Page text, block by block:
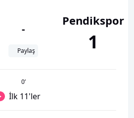
-
Paylaş
Pendikspor
1
0’
İlk 11'ler